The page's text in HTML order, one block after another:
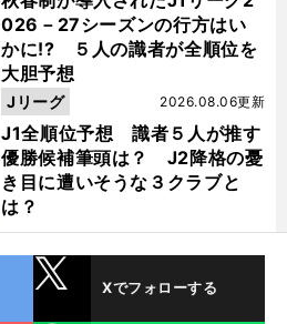
026－27シーズンの行方はい
かに!? ５人の識者が全順位を
大胆予想
J1全順位予想 識者５人が推す
優勝候補筆頭は？ J2降格の憂
き目に遭いそうな３クラブと
は？
2026.08.06更新
Jリーグ
Xでフォローする